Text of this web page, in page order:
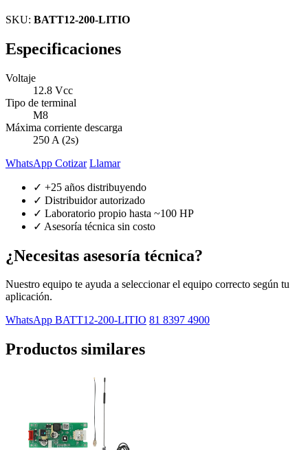
SKU: BATT12-200-LITIO
Especificaciones
Voltaje
12.8 Vcc
Tipo de terminal
M8
Máxima corriente descarga
250 A (2s)
WhatsApp Cotizar Llamar
✓ +25 años distribuyendo
✓ Distribuidor autorizado
✓ Laboratorio propio hasta ~100 HP
✓ Asesoría técnica sin costo
¿Necesitas asesoría técnica?
Nuestro equipo te ayuda a seleccionar el equipo correcto según tu
aplicación.
WhatsApp BATT12-200-LITIO 81 8397 4900
Productos similares